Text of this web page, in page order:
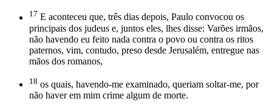
17 E aconteceu que, três dias depois, Paulo convocou os
principais dos judeus e, juntos eles, lhes disse: Varões irmãos,
não havendo eu feito nada contra o povo ou contra os ritos
paternos, vim, contudo, preso desde Jerusalém, entregue nas
mãos dos romanos,
18 os quais, havendo-me examinado, queriam soltar-me, por
não haver em mim crime algum de morte.